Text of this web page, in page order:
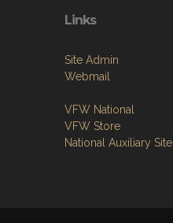
Links
Site Admin
Webmail
VFW National
VFW Store
National Auxiliary Site